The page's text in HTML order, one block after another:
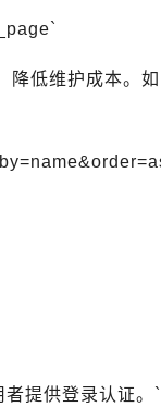
降低维护成本。如
提供登录认证